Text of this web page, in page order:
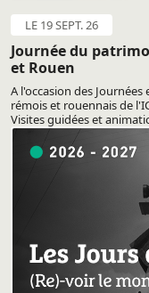
LE 19 SEPT. 26
Journée du
et Rouen
A l'occasion des
rémois et rouennais de
Visites guidées et